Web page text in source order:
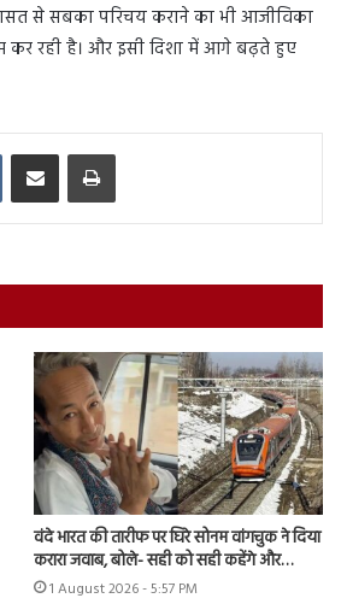
से सबका परिचय कराने का भी आजीविका
कर रही है। और इसी दिशा में आगे बढ़ते हुए
VKontakteShare via Email Print
वंदे भारत की तारीफ पर घिरे सोनम वांगचुक ने दिया
करारा जवाब, बोले- सही को सही कहेंगे और…
1 August 2026 - 5:57 PM